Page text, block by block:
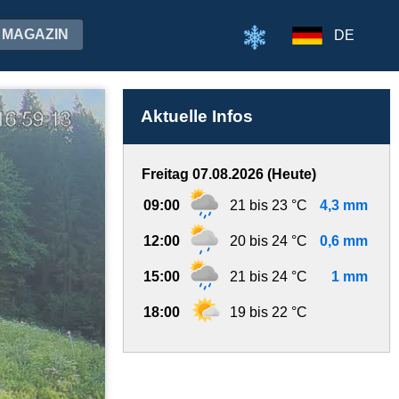
MAGAZIN DE
Aktuelle Infos
Freitag 07.08.2026 (Heute)
09:00 21 bis 23 °C 4,3 mm
12:00 20 bis 24 °C 0,6 mm
15:00 21 bis 24 °C 1 mm
18:00 19 bis 22 °C